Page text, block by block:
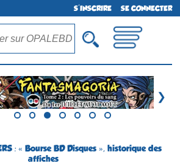
S'INSCRIRE SE CONNECTER
❯
: « Bourse BD Disques », historique des
affiches